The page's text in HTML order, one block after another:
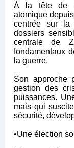
À la tête de
atomique
centrée sur la
dossiers
centrale de
fondamentaux
la guerre.
Son approche
gestion des
puissances.
mais qui
sécurité,
•Une élection